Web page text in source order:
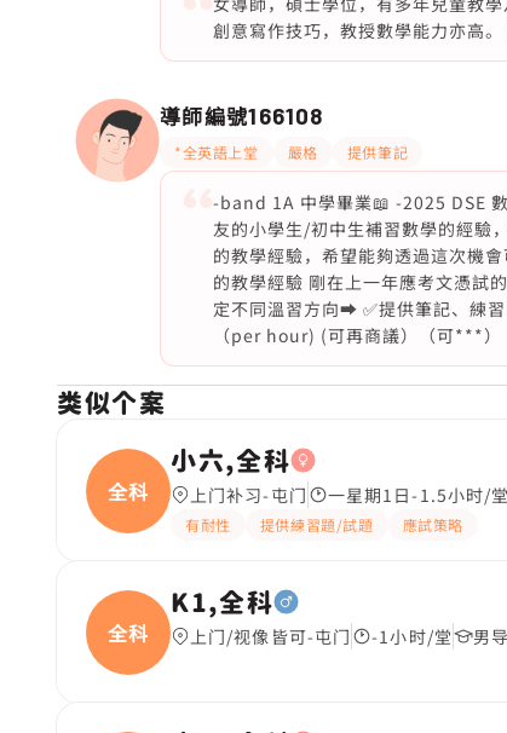
創意寫作技巧，教授數學能力亦高。
導師編號166108
*全英語上堂 嚴格 提供筆記
-band 1A 中學畢業📖 -2025 DSE
友的小學生/初中生補習數學的經驗
的教學經驗，希望能夠透過這次機
的教學經驗 剛在上一年應考文憑試
定不同溫習方向➡️ ✅提供筆記、練
（per hour) (可再商議）（可***）
类似个案
全科
小六,全科
上门补习-屯门 一星期1日-1.5小时/堂
有耐性 提供練習題/試題 應試策略
全科
K1,全科
上门/视像皆可-屯门 -1小时/堂 男